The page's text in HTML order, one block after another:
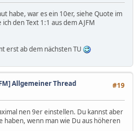
habe, war es ein 10er, siehe Quote im
den Text 1:1 aus dem AJFM
erst ab dem nächsten TU
#19
Allgemeiner Thread
nen 9er einstellen. Du kannst aber
haben, wenn man wie Du aus höheren